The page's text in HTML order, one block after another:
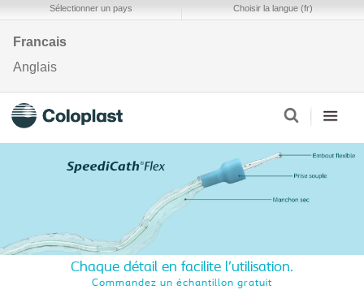
Sélectionner un pays Choisir la langue (fr)
Francais
Anglais
Chaque détail en facilite l’utilisation.
Commandez un échantillon gratuit